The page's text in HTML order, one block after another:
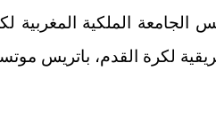
الجامعة الملكية المغربية
لكرة القدم، باتريس